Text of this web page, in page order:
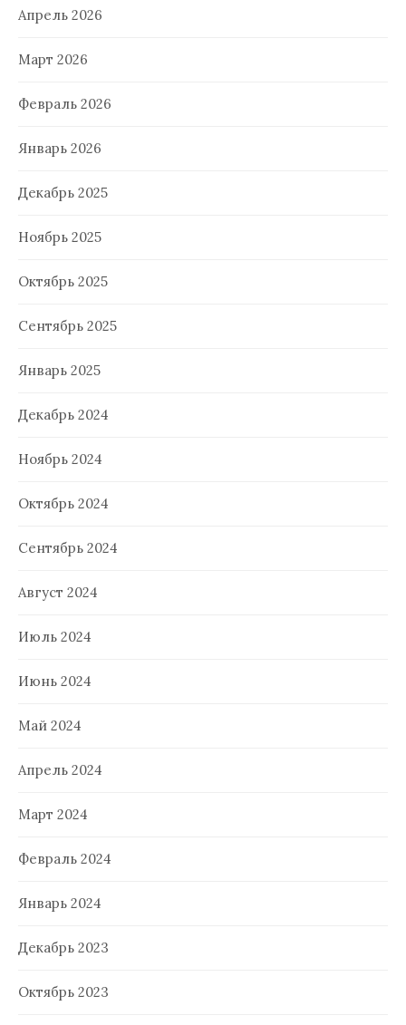
Апрель 2026
Март 2026
Февраль 2026
Январь 2026
Декабрь 2025
Ноябрь 2025
Октябрь 2025
Сентябрь 2025
Январь 2025
Декабрь 2024
Ноябрь 2024
Октябрь 2024
Сентябрь 2024
Август 2024
Июль 2024
Июнь 2024
Май 2024
Апрель 2024
Март 2024
Февраль 2024
Январь 2024
Декабрь 2023
Октябрь 2023